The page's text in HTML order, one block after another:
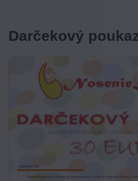
Darčekový